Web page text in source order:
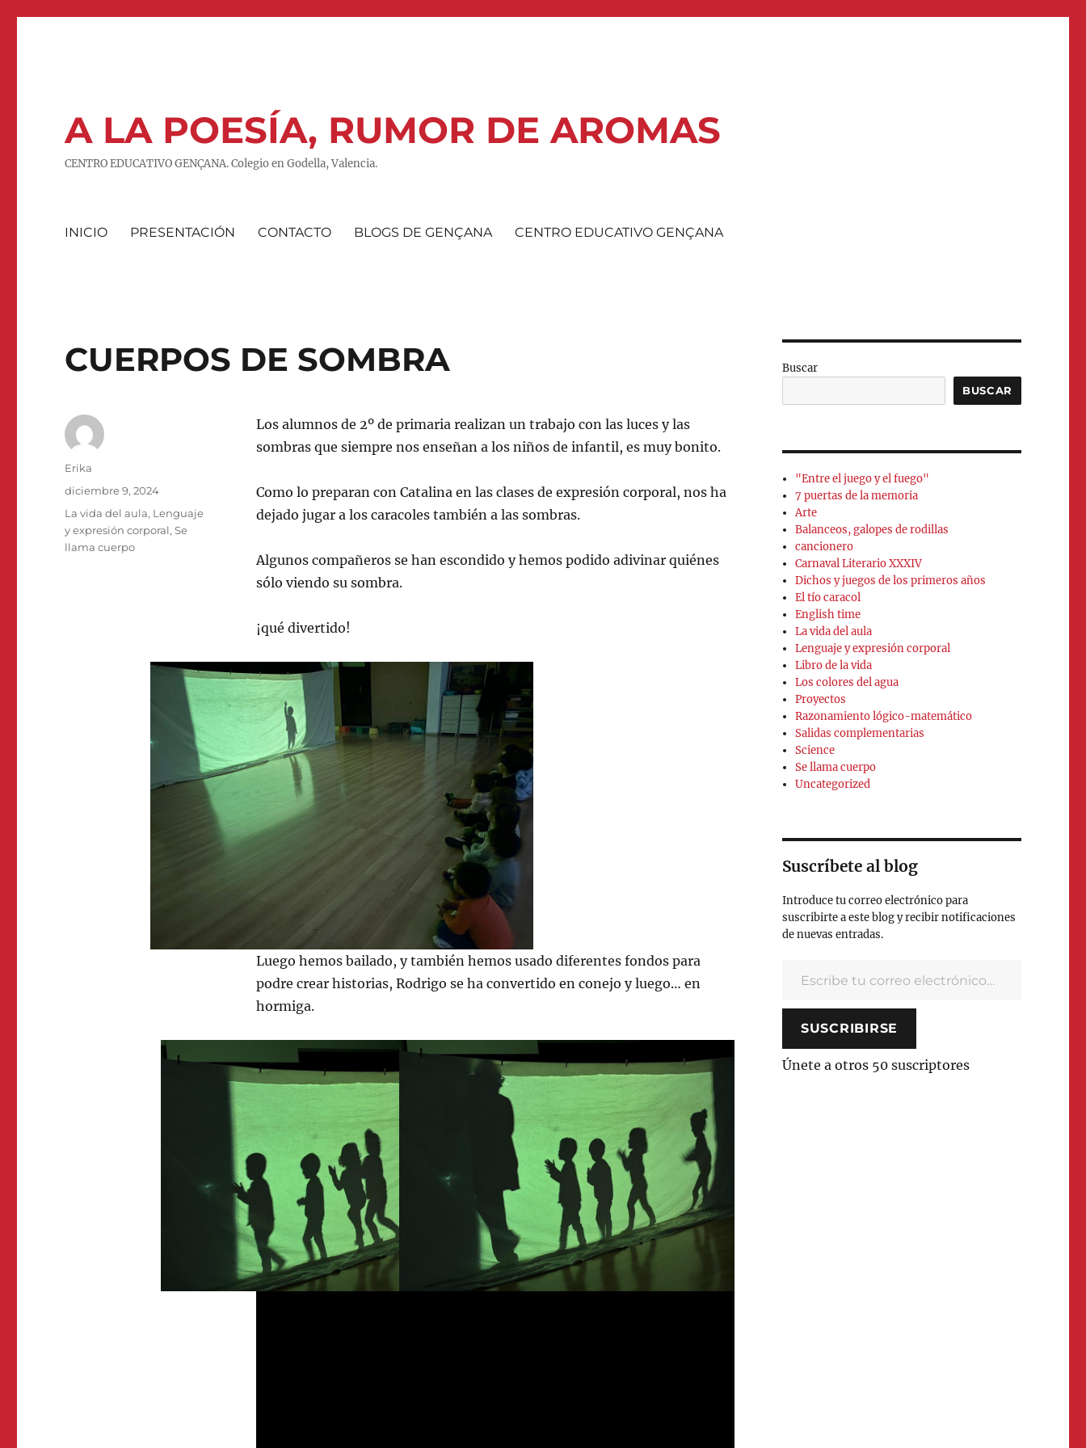
A LA POESÍA, RUMOR DE AROMAS
CENTRO EDUCATIVO GENÇANA. Colegio en Godella, Valencia.
INICIO PRESENTACIÓN CONTACTO BLOGS DE GENÇANA CENTRO EDUCATIVO GENÇANA
CUERPOS DE SOMBRA
Los alumnos de 2º de primaria realizan un trabajo con las luces y las
sombras que siempre nos enseñan a los niños de infantil, es muy bonito.
Como lo preparan con Catalina en las clases de expresión corporal, nos ha
dejado jugar a los caracoles también a las sombras.
Algunos compañeros se han escondido y hemos podido adivinar quiénes
sólo viendo su sombra.
¡qué divertido!
Luego hemos bailado, y también hemos usado diferentes fondos para
podre crear historias, Rodrigo se ha convertido en conejo y luego… en
hormiga.
Autor
Erika
Publicado
diciembre 9, 2024
Categorías
La vida del aula, Lenguaje
y expresión corporal,Se
llama cuerpo
Buscar
BUSCAR
"Entre el juego y el fuego"
7 puertas de la memoria
Arte
Balanceos, galopes de rodillas
cancionero
Carnaval Literario XXXIV
Dichos y juegos de los primeros años
El tío caracol
English time
La vida del aula
Lenguaje y expresión corporal
Libro de la vida
Los colores del agua
Proyectos
Razonamiento lógico-matemático
Salidas complementarias
Science
Se llama cuerpo
Uncategorized
Suscríbete al blog
Introduce tu correo electrónico para
suscribirte a este blog y recibir notificaciones
de nuevas entradas.
SUSCRIBIRSE
Únete a otros 50 suscriptores